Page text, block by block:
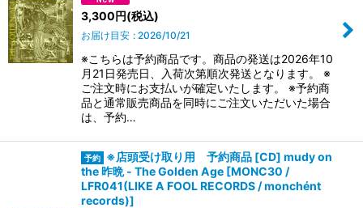
3,300円(税込)
お届け目安 : 2026/10/21
※こちらは予約商品です。商品の発送は2026年10
月21日発売日、入荷次第順次発送となります。 ※
ご注文時にお支払いが確定いたします。 ※予約商
品と通常販売商品を同時にご注文いただいた場合
は、予約…
※店頭受け取り用 予約商品 [CD] mudy on
the 昨晩 - The Golden Age [MONC30 /
LFR041(LIKE A FOOL RECORDS / monchént
records)]